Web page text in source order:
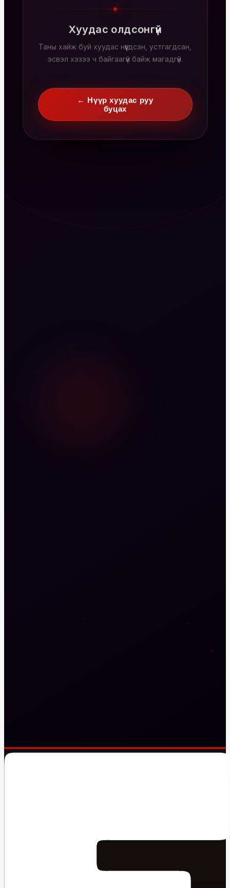
Хуудас олдсонгүй
Таны хайж буй хуудас нүүгдсэн, устгагдсан,
эсвэл хэзээ ч байгаагүй байж магадгүй.
← Нүүр хуудас руу
буцах